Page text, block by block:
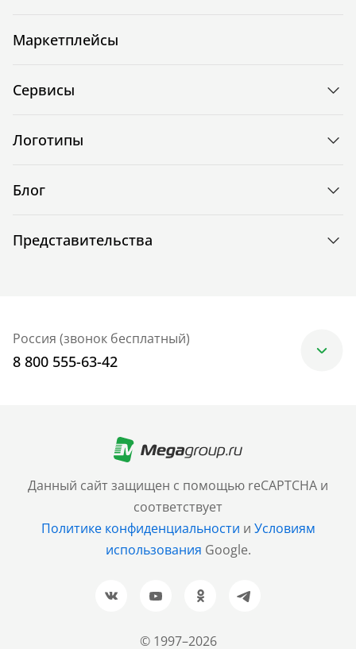
© 1997–2026
Данный сайт защищен с помощью reCAPTCHA и
соответствует
Политике конфиденциальности и Условиям
использования Google.
Маркетплейсы
Сервисы
Логотипы
Блог
Представительства
Россия (звонок бесплатный)
8 800 555-63-42
+7 (499) 705-30-10
Санкт-Петербург
+7 (812) 600-77-33
Барнаул
+7 (961) 999-93-93
Новосибирск